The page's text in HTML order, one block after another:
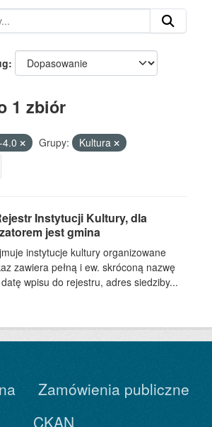
1 zbiór
4.0 Grupy:
Kultura
Instytucji Kultury, dla
jest gmina
instytucje kultury organizowane
zawiera pełną i ew. skróconą nazwę
wpisu do rejestru, adres siedziby...
Zamówienia publiczne
CKAN